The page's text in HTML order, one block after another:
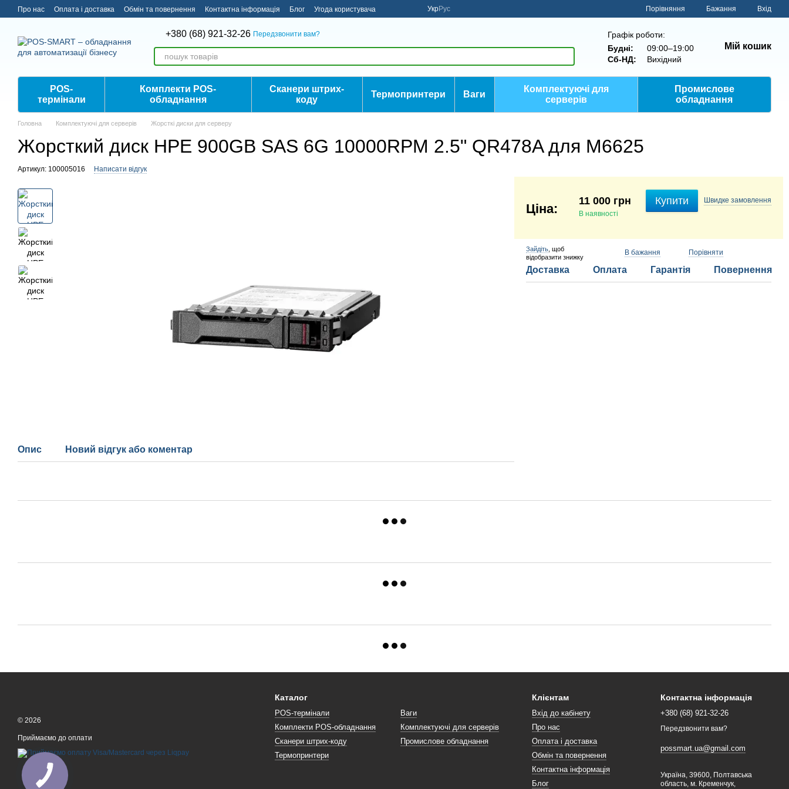
Перейти до основного контенту
Про нас Оплата і доставка Обмін та повернення Контактна інформація Блог Угода користувача УкрРус Порівняння Бажання Вхід
+380 (68) 921-32-26 Передзвонити вам?
Графік роботи:
Будні:
09:00–19:00
Сб-НД:
Вихідний
Мій кошик
POS-
термінали
Комплекти POS-
обладнання
Сканери штрих-
коду
Термопринтери Ваги
Комплектуючі для
серверів
Промислове
обладнання
Головна Комплектуючі для серверів Жорсткі диски для серверу
Жорсткий диск HPE 900GB SAS 6G 10000RPM 2.5" QR478A для M6625
Артикул: 100005016 Написати відгук
Опис Новий відгук або коментар
11 000 грн
В наявності
Купити Швидке замовлення
Зайдіть , щоб
відобразити знижку
В бажання Порівняти
Доставка Оплата Гарантія Повернення
© 2026
Приймаємо до оплати
Каталог
POS-термінали
Комплекти POS-обладнання
Сканери штрих-коду
Термопринтери
Ваги
Комплектуючі для серверів
Промислове обладнання
Клієнтам
Вхід до кабінету
Про нас
Оплата і доставка
Обмін та повернення
Контактна інформація
Блог
Контактна інформація
+380 (68) 921-32-26
Передзвонити вам?
possmart.ua@gmail.com
Україна, 39600, Полтавська
область, м. Кременчук,